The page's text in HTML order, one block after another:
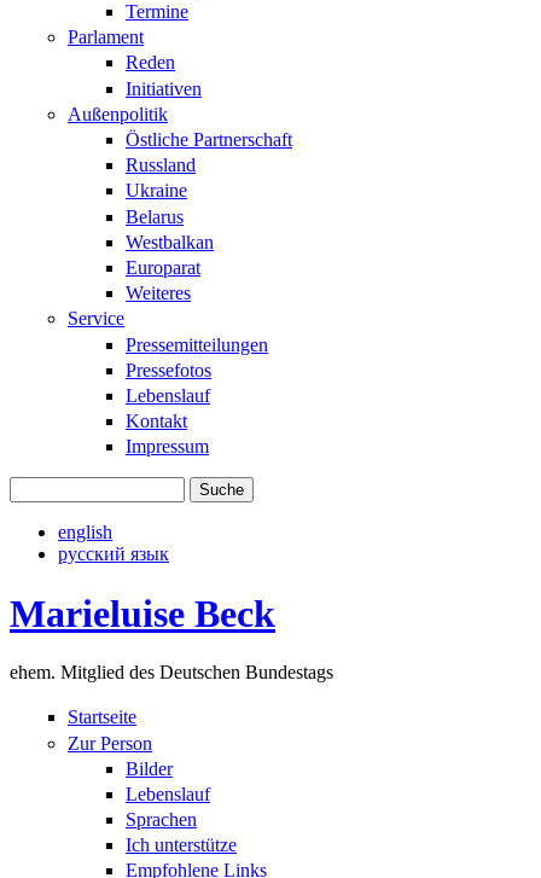
Termine
Parlament
Reden
Initiativen
Außenpolitik
Östliche Partnerschaft
Russland
Ukraine
Belarus
Westbalkan
Europarat
Weiteres
Service
Pressemitteilungen
Pressefotos
Lebenslauf
Kontakt
Impressum
english
русский язык
Marieluise Beck
ehem. Mitglied des Deutschen Bundestags
Startseite
Zur Person
Bilder
Lebenslauf
Sprachen
Ich unterstütze
Empfohlene Links